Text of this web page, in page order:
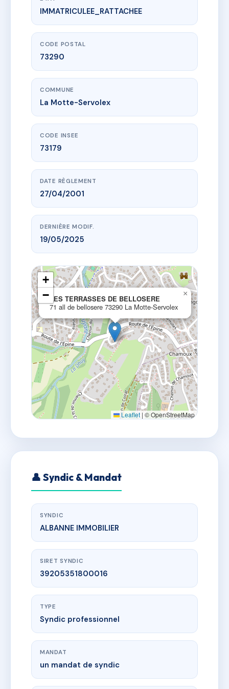
www.vme.plus/AC6611164
LES TERRASSES DE BELLOSERE
71 all de bellosere73290 La Motte-Servolex
IMMATRICULEE_RATTACHEE
CODE POSTAL
73290
COMMUNE
La Motte-Servolex
CODE INSEE
73179
DATE RÈGLEMENT
27/04/2001
DERNIÈRE MODIF.
19/05/2025
LES TERRASSES DE BELLOSERE
71 all de bellosere 73290 La Motte-Servolex
×
+
−
Leaflet | © OpenStreetMap
👤 Syndic & Mandat
SYNDIC
ALBANNE IMMOBILIER
SIRET SYNDIC
39205351800016
TYPE
Syndic professionnel
MANDAT
un mandat de syndic